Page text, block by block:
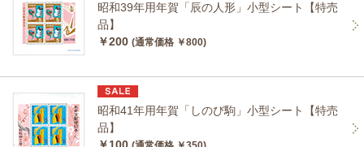
昭和39年用年賀「辰の人形」小型シート【特売
品】
￥200 (通常価格 ￥800)
昭和41年用年賀「しのび駒」小型シート【特売
品】